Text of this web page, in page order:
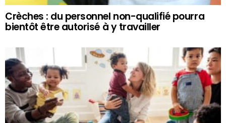
Crèches : du personnel non-qualifié pourra
bientôt être autorisé à y travailler